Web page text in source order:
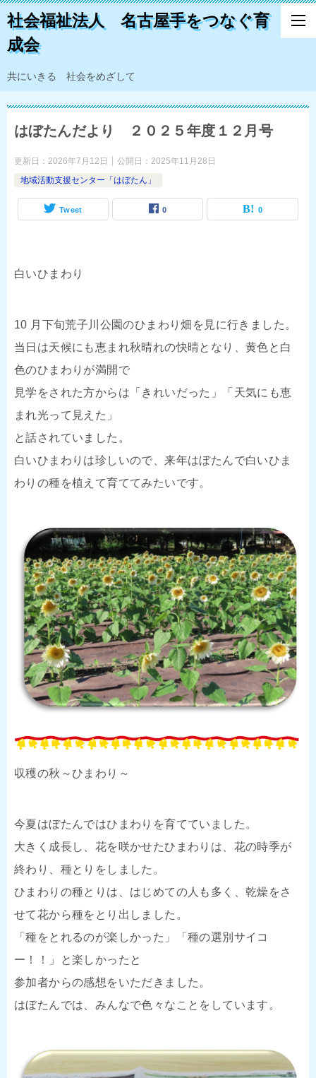
社会福祉法人 名古屋手をつなぐ育
成会
共にいきる 社会をめざして
はぼたんだより ２０２５年度１２月号
更新日： 2026年7月12日 公開日： 2025年11月28日
地域活動支援センター「はぼたん」
Tweet 0 0
白いひまわり
10 月下旬荒子川公園のひまわり畑を見に行きました。
当日は天候にも恵まれ秋晴れの快晴となり、黄色と白
色のひまわりが満開で
見学をされた方からは「きれいだった」「天気にも恵
まれ光って見えた」
と話されていました。
白いひまわりは珍しいので、来年はぼたんで白いひま
わりの種を植えて育ててみたいです。
収穫の秋～ひまわり～
今夏はぼたんではひまわりを育てていました。
大きく成長し、花を咲かせたひまわりは、花の時季が
終わり、種とりをしました。
ひまわりの種とりは、はじめての人も多く、乾燥をさ
せて花から種をとり出しました。
「種をとれるのが楽しかった」「種の選別サイコ
ー！！」と楽しかったと
参加者からの感想をいただきました。
はぼたんでは、みんなで色々なことをしています。